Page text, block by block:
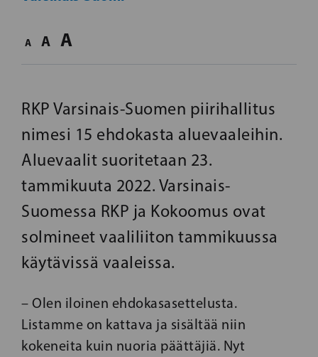
A A A
RKP Varsinais-Suomen piirihallitus
nimesi 15 ehdokasta aluevaaleihin.
Aluevaalit suoritetaan 23.
tammikuuta 2022. Varsinais-
Suomessa RKP ja Kokoomus ovat
solmineet vaaliliiton tammikuussa
käytävissä vaaleissa.
– Olen iloinen ehdokasasettelusta.
Listamme on kattava ja sisältää niin
kokeneita kuin nuoria päättäjiä. Nyt